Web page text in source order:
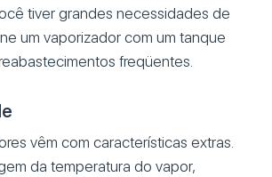
tiver grandes necessidades de
um vaporizador com um tanque
freqüentes.
vêm com características extras.
da temperatura do vapor,